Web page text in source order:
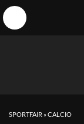
SPORTFAIR »CALCIO